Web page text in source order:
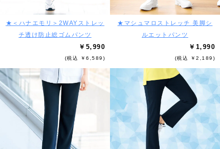
★＜ハナエモリ＞2WAYストレッ
チ透け防止総ゴムパンツ
￥5,990
(税込 ￥6,589)
★マシュマロストレッチ 美脚シ
ルエットパンツ
￥1,990
(税込 ￥2,189)